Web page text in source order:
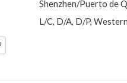
Shenzhen/Puerto de
L/C, D/A, D/P,